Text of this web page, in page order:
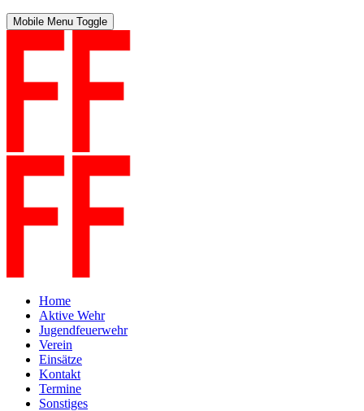
Mobile Menu Toggle
Home
Aktive Wehr
Jugendfeuerwehr
Verein
Einsätze
Kontakt
Termine
Sonstiges